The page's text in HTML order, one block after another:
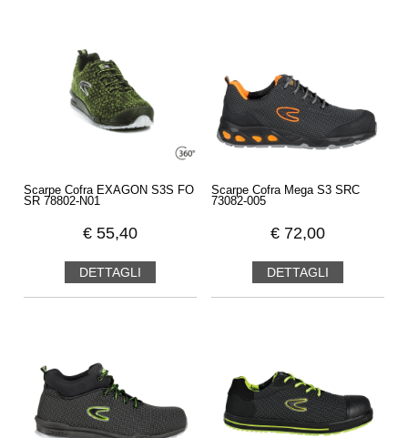
Scarpe Cofra EXAGON S3S FO
SR 78802-N01
€ 55,40
DETTAGLI
Scarpe Cofra Mega S3 SRC
73082-005
€ 72,00
DETTAGLI